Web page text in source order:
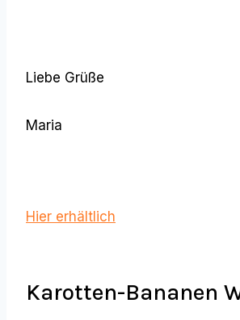
Liebe Grüße
Maria
Hier erhältlich
Karotten-Bananen